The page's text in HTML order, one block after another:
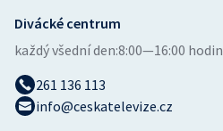
Divácké centrum
každý všední den:8:00—16:00 hodin
261 136 113
info@ceskatelevize.cz